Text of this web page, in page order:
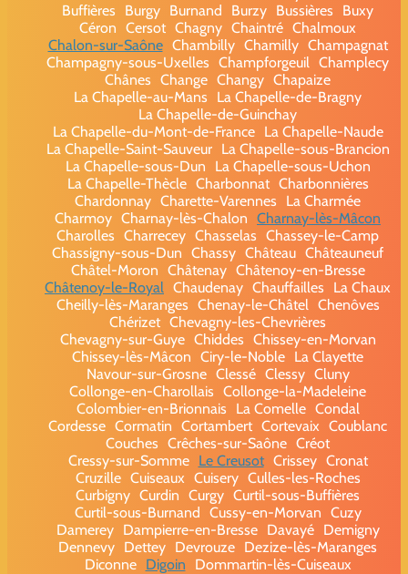
Buffières
Burgy Burnand Burzy Bussières
Buxy
Céron Cersot Chagny Chaintré Chalmoux
Chalon-sur-Saône Chambilly Chamilly Champagnat
Champagny-sous-Uxelles Champforgeuil Champlecy
Chânes Change Changy Chapaize
La Chapelle-au-Mans
La Chapelle-de-Bragny
La Chapelle-de-Guinchay
La Chapelle-du-Mont-de-France
La Chapelle-Naude
La Chapelle-Saint-Sauveur
La Chapelle-sous-Brancion
La Chapelle-sous-Dun
La Chapelle-sous-Uchon
La Chapelle-Thècle Charbonnat Charbonnières
Chardonnay Charette-Varennes
La Charmée
Charmoy Charnay-lès-Chalon Charnay-lès-Mâcon
Charolles Charrecey Chasselas Chassey-le-Camp
Chassigny-sous-Dun Chassy Château Châteauneuf
Châtel-Moron Châtenay Châtenoy-en-Bresse
Châtenoy-le-Royal Chaudenay Chauffailles
La Chaux
Cheilly-lès-Maranges Chenay-le-Châtel Chenôves
Chérizet Chevagny-les-Chevrières
Chevagny-sur-Guye Chiddes Chissey-en-Morvan
Chissey-lès-Mâcon Ciry-le-Noble La Clayette
Navour-sur-Grosne Clessé Clessy Cluny
Collonge-en-Charollais Collonge-la-Madeleine
Colombier-en-Brionnais
La Comelle Condal
Cordesse Cormatin Cortambert Cortevaix Coublanc
Couches Crêches-sur-Saône Créot
Cressy-sur-Somme
Le Creusot Crissey Cronat
Cruzille Cuiseaux Cuisery Culles-les-Roches
Curbigny Curdin Curgy Curtil-sous-Buffières
Curtil-sous-Burnand Cussy-en-Morvan Cuzy
Damerey
Dampierre-en-Bresse Davayé
Demigny
Dennevy Dettey Devrouze Dezize-lès-Maranges
Diconne
Digoin
Dommartin-lès-Cuiseaux